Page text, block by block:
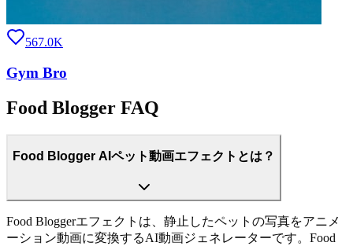
567.0K
Gym Bro
Food Blogger FAQ
Food Blogger AIペット動画エフェクトとは？
Food Bloggerエフェクトは、静止したペットの写真をアニメ
ーション動画に変換するAI動画ジェネレーターです。Food